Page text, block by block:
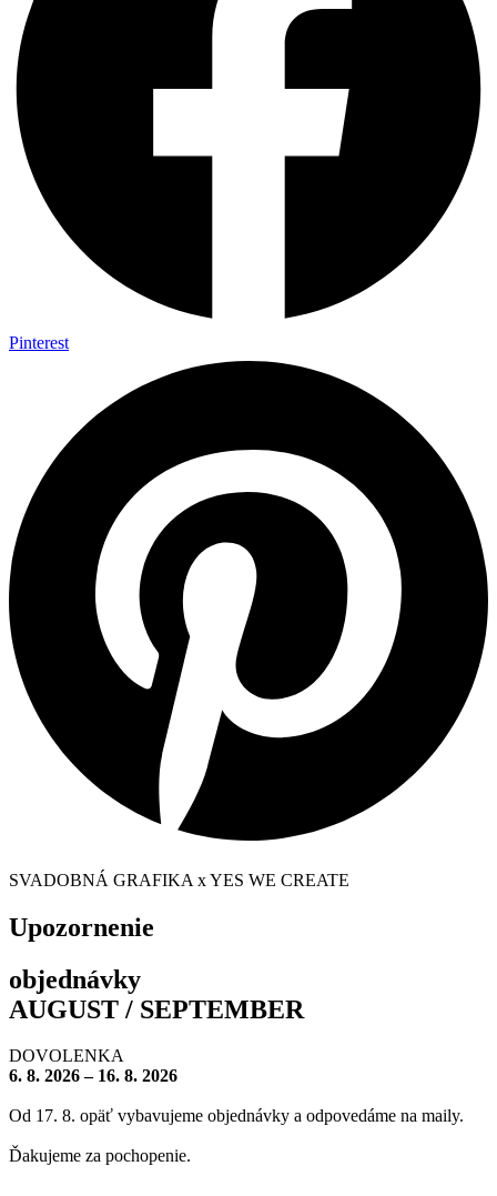
Pinterest
SVADOBNÁ GRAFIKA x YES WE CREATE
Upozornenie
objednávky
AUGUST / SEPTEMBER
DOVOLENKA
6. 8. 2026 – 16. 8. 2026
Od 17. 8. opäť vybavujeme objednávky a odpovedáme na maily.
Ďakujeme za pochopenie.